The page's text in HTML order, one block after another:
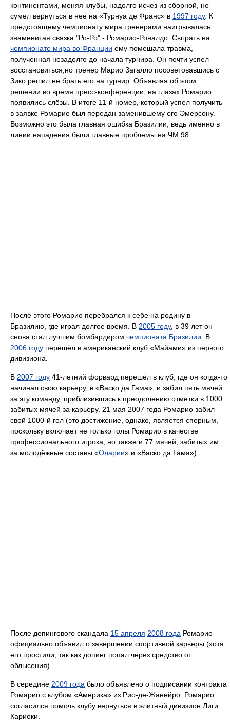
континентами, меняя клубы, надолго исчез из сборной, но
сумел вернуться в неё на «Турнуа де Франс» в 1997 году. К
предстоящему чемпионату мира тренерами наигрывалась
знаменитая связка "Ро-Ро" - Ромарио-Роналдо. Сыграть на
чемпионате мира во Франции ему помешала травма,
полученная незадолго до начала турнира. Он почти успел
восстановиться,но тренер Марио Загалло посоветовавшись с
Зико решил не брать его на турнир. Объявляя об этом
решении во время пресс-конференции, на глазах Ромарио
появились слёзы. В итоге 11-й номер, который успел получить
в заявке Ромарио был передан заменившему его Эмерсону.
Возможно это была главная ошибка Бразилии, ведь именно в
линии нападения были главные проблемы на ЧМ 98.
После этого Ромарио перебрался к себе на родину в
Бразилию, где играл долгое время. В 2005 году, в 39 лет он
снова стал лучшим бомбардиром чемпионата Бразилии . В
2006 году перешёл в американский клуб «Майами» из первого
дивизиона.
В 2007 году 41-летний форвард перешёл в клуб, где он когда-то
начинал свою карьеру, в «Васко да Гама», и забил пять мячей
за эту команду, приблизившись к преодолению отметки в 1000
забитых мячей за карьеру. 21 мая 2007 года Ромарио забил
свой 1000-й гол (это достижение, однако, является спорным,
поскольку включает не только голы Ромарио в качестве
профессионального игрока, но также и 77 мячей, забитых им
за молодёжные составы «Оларии» и «Васко да Гама»).
После допингового скандала 15 апреля 2008 года Ромарио
официально объявил о завершении спортивной карьеры (хотя
его простили, так как допинг попал через средство от
облысения).
В середине 2009 года было объявлено о подписании контракта
Ромарио с клубом «Америка» из Рио-де-Жанейро. Ромарио
согласился помочь клубу вернуться в элитный дивизион Лиги
Кариоки.